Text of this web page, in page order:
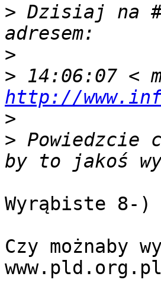
> Dzisiaj na
>
>
http://
>
> Powiedzcie
Wyrąbiste 8-)
Czy możnaby